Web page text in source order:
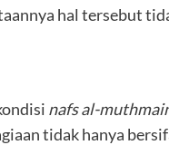
hal tersebut
nafs al-
tidak hanya